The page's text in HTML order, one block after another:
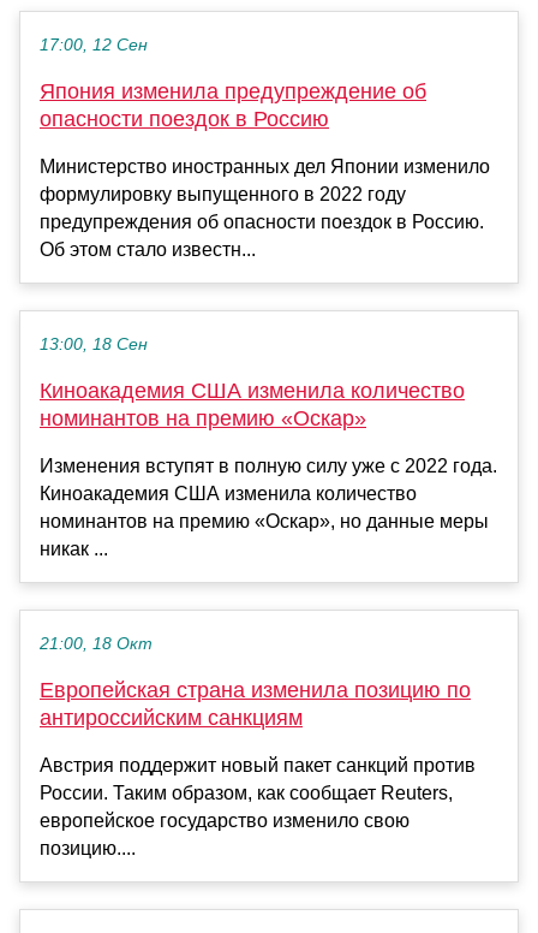
17:00, 12 Сен
Япония изменила предупреждение об
опасности поездок в Россию
Министерство иностранных дел Японии изменило
формулировку выпущенного в 2022 году
предупреждения об опасности поездок в Россию.
Об этом стало известн...
13:00, 18 Сен
Киноакадемия США изменила количество
номинантов на премию «Оскар»
Изменения вступят в полную силу уже с 2022 года.
Киноакадемия США изменила количество
номинантов на премию «Оскар», но данные меры
никак ...
21:00, 18 Окт
Европейская страна изменила позицию по
антироссийским санкциям
Австрия поддержит новый пакет санкций против
России. Таким образом, как сообщает Reuters,
европейское государство изменило свою
позицию....